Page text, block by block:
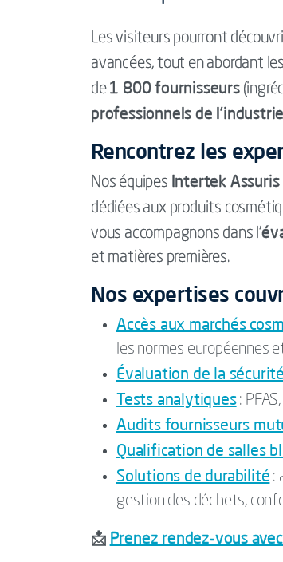
Les visiteurs pourront
avancées, tout en abordant
de 1 800 fournisseurs
professionnels de
Rencontrez les
Nos équipes Intertek
dédiées aux produits
vous accompagnons dans l’
et matières premières.
Nos expertises
Accès aux marchés
les normes européennes
Évaluation de la
Tests analytiques:
Audits fournisseurs
Qualification de salles
Solutions de durabilité :
gestion des déchets,
📩 Prenez rendez-vous